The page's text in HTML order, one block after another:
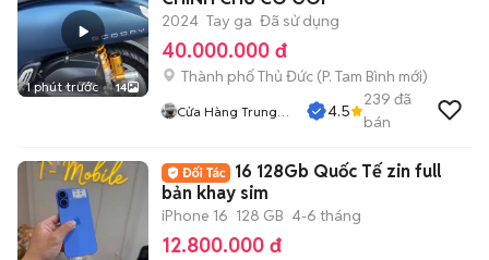
1 phút trước 14
2024 Tay ga Đã sử dụng
40.000.000 đ
Thành phố Thủ Đức (P. Tam Bình mới)
Cửa Hàng Trung
4.5
239 đã
bán
16 128Gb Quốc Tế zin full
bản khay sim
iPhone 16 128 GB 4-6 tháng
12.800.000 đ